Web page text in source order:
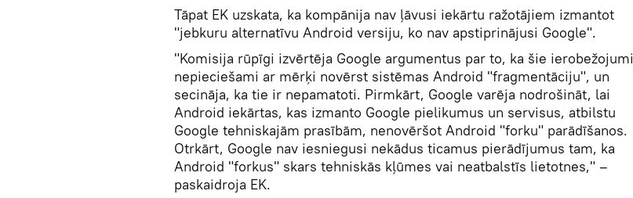
Tāpat EK uzskata, ka kompānija nav ļāvusi iekārtu ražotājiem izmantot
"jebkuru alternatīvu Android versiju, ko nav apstiprinājusi Google".
"Komisija rūpīgi izvērtēja Google argumentus par to, ka šie ierobežojumi
nepieciešami ar mērķi novērst sistēmas Android "fragmentāciju", un
secināja, ka tie ir nepamatoti. Pirmkārt, Google varēja nodrošināt, lai
Android iekārtas, kas izmanto Google pielikumus un servisus, atbilstu
Google tehniskajām prasībām, nenovēršot Android "forku" parādīšanos.
Otrkārt, Google nav iesniegusi nekādus ticamus pierādījumus tam, ka
Android "forkus" skars tehniskās kļūmes vai neatbalstīs lietotnes," –
paskaidroja EK.